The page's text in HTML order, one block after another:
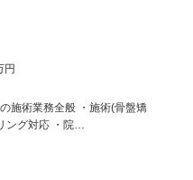
円
施術業務全般 ・施術(骨盤矯
ング対応 ・院…